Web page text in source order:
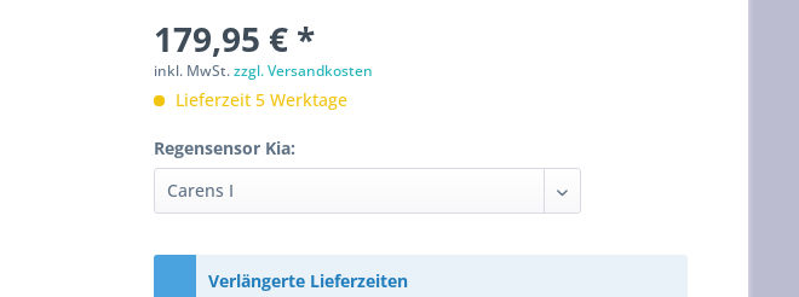
179,95 € *
inkl. MwSt.zzgl. Versandkosten
Lieferzeit 5 Werktage
Regensensor Kia:
Verlängerte Lieferzeiten